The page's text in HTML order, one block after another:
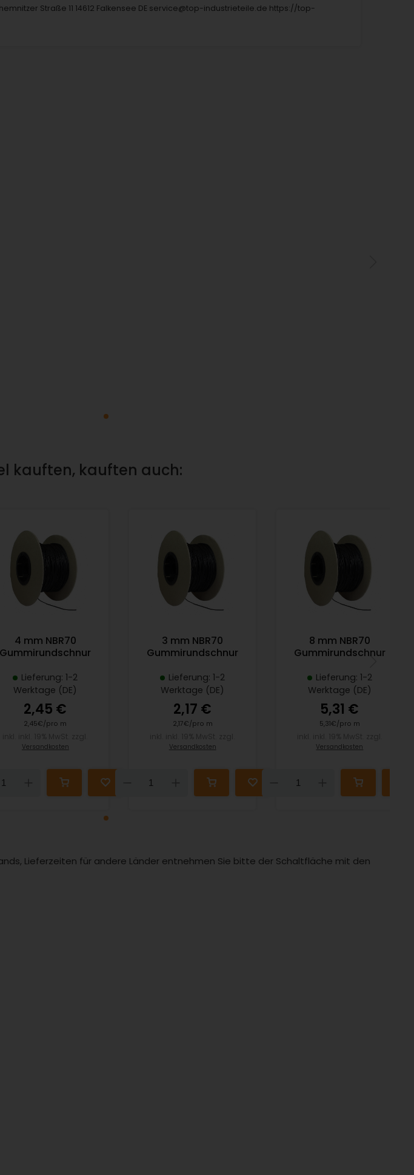
Chemnitzer Straße 11 14612 Falkensee DE service@top-industrieteile.de https://top-
kauften, kauften auch:
4 mm NBR70
Gummirundschnur
Lieferung: 1-2
Werktage (DE)
2,45 €
2,45€/pro m
Versandkosten
3 mm NBR70
Gummirundschnur
Lieferung: 1-2
Werktage (DE)
2,17 €
2,17€/pro m
Versandkosten
Down
8 mm NBR70
Gummirundschnur
Lieferung: 1-2
Werktage (DE)
5,31 €
5,31€/pro m
Versandkosten
Down
Lieferzeiten für andere Länder entnehmen Sie bitte der Schaltfläche mit den